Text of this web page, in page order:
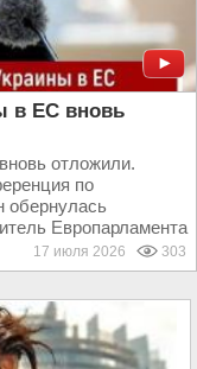
в ЕС вновь
отложили.
по
обернулась
Европарламента
17 июля 2026 303